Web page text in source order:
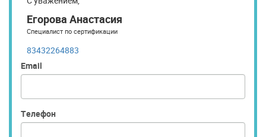
Егорова Анастасия
Специалист по сертификации
83432264883
Email
Телефон